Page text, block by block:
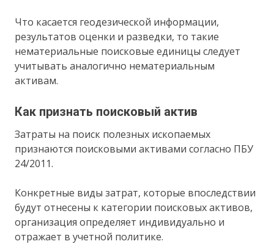
Что касается геодезической информации,
результатов оценки и разведки, то такие
нематериальные поисковые единицы следует
учитывать аналогично нематериальным
активам.
Как признать поисковый актив
Затраты на поиск полезных ископаемых
признаются поисковыми активами согласно ПБУ
24/2011.
Конкретные виды затрат, которые впоследствии
будут отнесены к категории поисковых активов,
организация определяет индивидуально и
отражает в учетной политике.